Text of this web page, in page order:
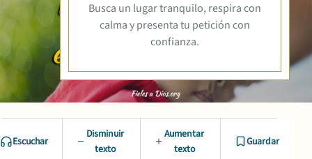
Busca un lugar tranquilo, respira con
calma y presenta tu petición con
confianza.
Escuchar
Disminuir
texto
Aumentar
texto
Guardar